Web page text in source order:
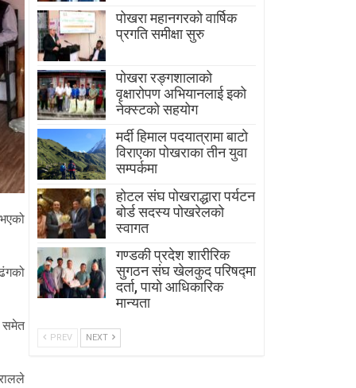
समेत
पोखरा महानगरको वार्षिक
प्रगति समीक्षा सुरु
पोखरा रङ्गशालाको
वृक्षारोपण अभियानलाई इको
नेक्स्टको सहयोग
मर्दी हिमाल पदयात्रामा बाटाे
विराएका पाेखराका तीन युवा
सम्पर्कमा
होटल संघ पोखराद्धारा पर्यटन
बोर्ड सदस्य पोखरेलको
स्वागत
गण्डकी प्रदेश शारीरिक
सुगठन संघ खेलकुद परिषद्मा
दर्ता, पायाे आधिकारिक
मान्यता
PREV NEXT